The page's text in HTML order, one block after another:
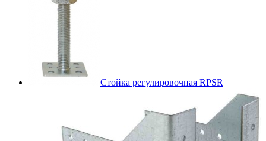
Стойка регулировочная RPSR